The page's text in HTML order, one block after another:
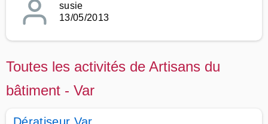
susie
13/05/2013
Toutes les activités de Artisans du
bâtiment - Var